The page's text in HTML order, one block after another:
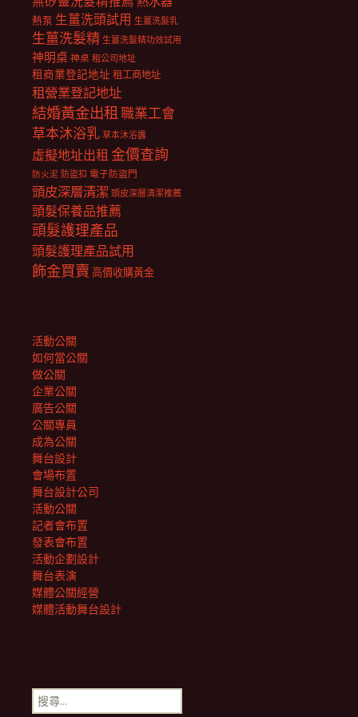
熱泵 生薑洗頭試用 生薑洗髮乳
生薑洗髮精 生薑洗髮精功效試用
神明桌 神桌 租公司地址
租商業登記地址 租工商地址
租營業登記地址
結婚黃金出租職業工會
草本沐浴乳 草本沐浴露
虛擬地址出租 金價查詢
防火泥 防盜扣 電子防盜門
頭皮深層清潔 頭皮深層清潔推薦
頭髮保養品推薦
頭髮護理產品
頭髮護理產品試用
飾金買賣 高價收購黃金
活動公關
如何當公關
做公關
企業公關
廣告公關
公關專員
成為公關
舞台設計
會場布置
舞台設計公司
活動公關
記者會布置
發表會布置
活動企劃設計
舞台表演
媒體公關經營
媒體活動舞台設計
搜
尋